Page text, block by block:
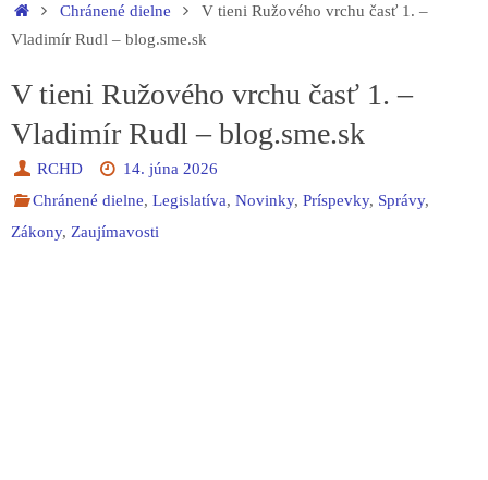
HomeChránené dielne
V tieni Ružového vrchu časť 1. –
Vladimír Rudl – blog.sme.sk
V tieni Ružového vrchu časť 1. –
Vladimír Rudl – blog.sme.sk
RCHD
14. júna 2026
Chránené dielne,Legislatíva,Novinky,Príspevky, Správy,
Zákony, Zaujímavosti